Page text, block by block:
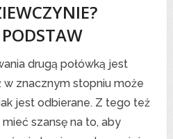
drugą połówką jest
znacznym stopniu może
jest odbierane. Z tego też
szansę na to, aby